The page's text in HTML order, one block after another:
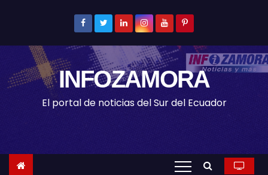
t
INFOZAMORA
El portal de noticias del Sur del Ecuador